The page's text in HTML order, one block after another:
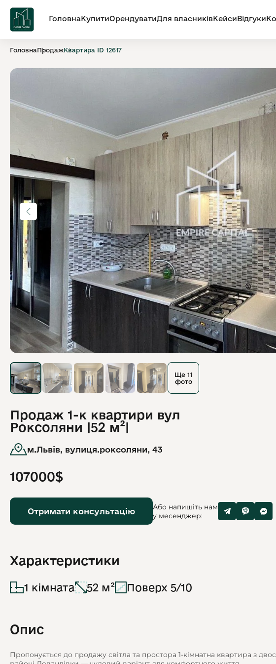
ГоловнаКупитиОрендуватиДля власниківКейсиВідгуки
ГоловнаПродажКвартира ID 12617
Ще 11
фото
Продаж 1-к квартири вул
Роксоляни |52 м²|
м.Львів, вулиця.роксоляни, 43
107000$
Отримати консультацію
Або напишіть нам
у месенджер:
Характеристики
1 кімната 52 м² Поверх 5/10
Опис
Пропонується до продажу світла та простора 1-кімнатна квартира з